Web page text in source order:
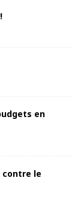
en
contre le